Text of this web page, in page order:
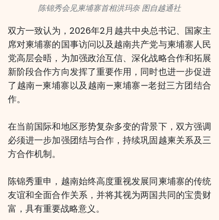
陈锦秀会见柬埔寨首相洪玛奈 图自越通社
双方一致认为，2026年2月越共中央总书记、国家主
席对柬埔寨的国事访问以及越南共产党与柬埔寨人民
党高层会晤，为加强政治互信、深化战略合作和拓展
新阶段合作方向发挥了重要作用，同时也进一步促进
了越南—柬埔寨以及越南—柬埔寨—老挝三方团结合
作。
在当前国际和地区形势复杂多变的背景下，双方强调
必须进一步加强团结与合作，持续巩固越柬关系及三
方合作机制。
陈锦秀重申，越南始终高度重视发展同柬埔寨的传统
友谊和全面合作关系，并将其视为两国共同的宝贵财
富，具有重要战略意义。